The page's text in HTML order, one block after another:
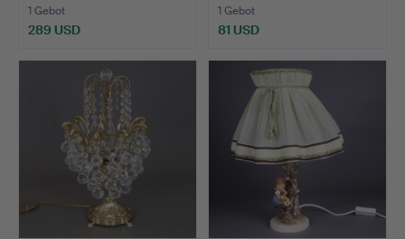
1 Gebot
289 USD
1 Gebot
81 USD